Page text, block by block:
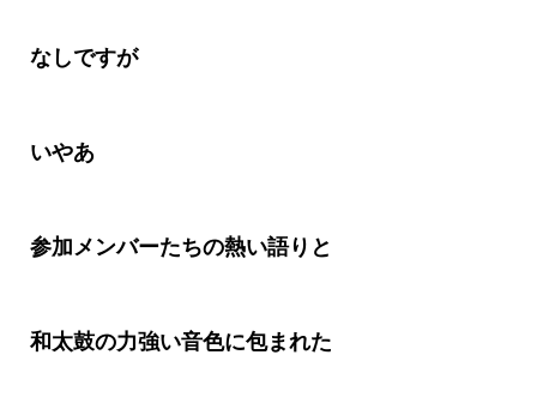
なしですが
いやあ
参加メンバーたちの熱い語りと
和太鼓の力強い音色に包まれた